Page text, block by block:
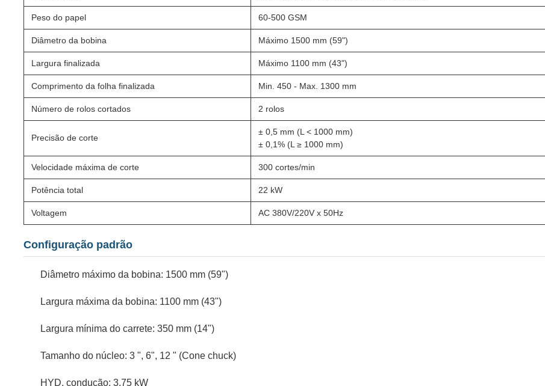
Peso do papel 60-500 GSM
Diâmetro da bobina Máximo 1500 mm (59")
Largura finalizada Máximo 1100 mm (43")
Comprimento da folha finalizada Min. 450 - Max. 1300 mm
Número de rolos cortados 2 rolos
Precisão de corte
± 0,5 mm (L < 1000 mm)
± 0,1% (L ≥ 1000 mm)
Velocidade máxima de corte 300 cortes/min
Potência total 22 kW
Voltagem AC 380V/220V x 50Hz
Configuração padrão
Diâmetro máximo da bobina: 1500 mm (59")
Largura máxima da bobina: 1100 mm (43")
Largura mínima do carrete: 350 mm (14")
Tamanho do núcleo: 3 ", 6", 12 " (Cone chuck)
HYD, condução: 3,75 kW